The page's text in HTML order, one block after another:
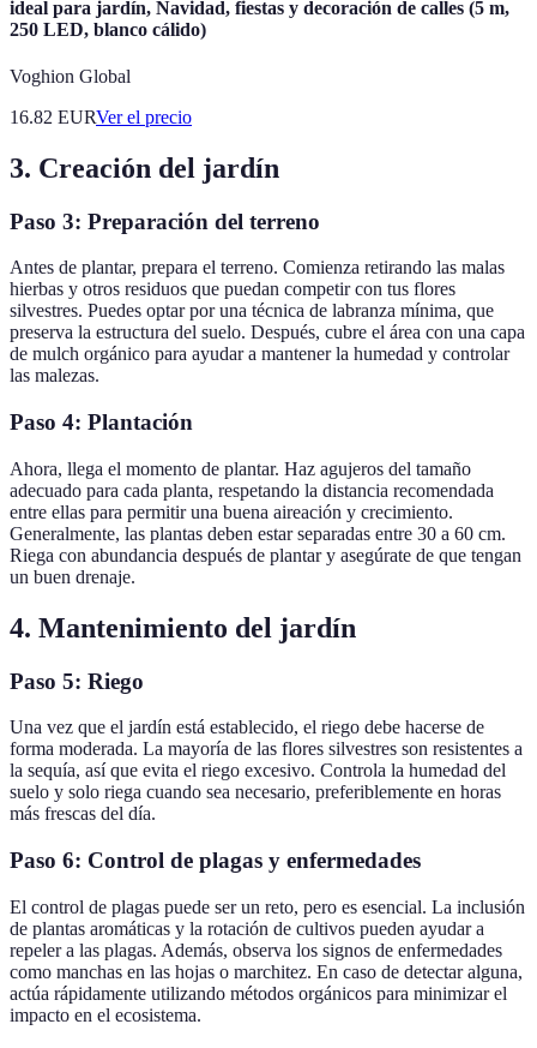
ideal para jardín, Navidad, fiestas y decoración de calles (5 m,
250 LED, blanco cálido)
Voghion Global
16.82 EURVer el precio
3. Creación del jardín
Paso 3: Preparación del terreno
Antes de plantar, prepara el terreno. Comienza retirando las malas
hierbas y otros residuos que puedan competir con tus flores
silvestres. Puedes optar por una técnica de labranza mínima, que
preserva la estructura del suelo. Después, cubre el área con una capa
de mulch orgánico para ayudar a mantener la humedad y controlar
las malezas.
Paso 4: Plantación
Ahora, llega el momento de plantar. Haz agujeros del tamaño
adecuado para cada planta, respetando la distancia recomendada
entre ellas para permitir una buena aireación y crecimiento.
Generalmente, las plantas deben estar separadas entre 30 a 60 cm.
Riega con abundancia después de plantar y asegúrate de que tengan
un buen drenaje.
4. Mantenimiento del jardín
Paso 5: Riego
Una vez que el jardín está establecido, el riego debe hacerse de
forma moderada. La mayoría de las flores silvestres son resistentes a
la sequía, así que evita el riego excesivo. Controla la humedad del
suelo y solo riega cuando sea necesario, preferiblemente en horas
más frescas del día.
Paso 6: Control de plagas y enfermedades
El control de plagas puede ser un reto, pero es esencial. La inclusión
de plantas aromáticas y la rotación de cultivos pueden ayudar a
repeler a las plagas. Además, observa los signos de enfermedades
como manchas en las hojas o marchitez. En caso de detectar alguna,
actúa rápidamente utilizando métodos orgánicos para minimizar el
impacto en el ecosistema.